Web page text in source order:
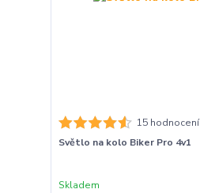
15 hodnocení
Světlo na kolo Biker Pro 4v1
Skladem